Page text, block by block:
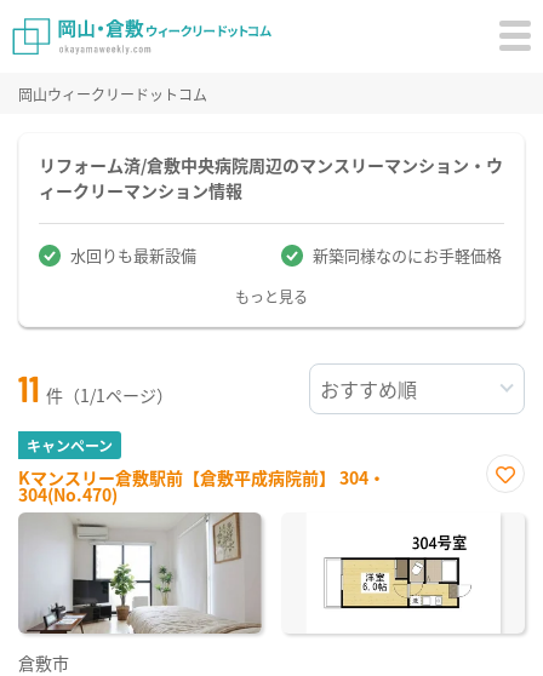
岡山ウィークリードットコム
リフォーム済/倉敷中央病院周辺のマンスリーマンション・ウ
ィークリーマンション情報
水回りも最新設備 新築同様なのにお手軽価格
もっと見る
11 件（1/1ページ）
キャンペーン
Kマンスリー倉敷駅前【倉敷平成病院前】 304・
304(No.470)
に入
倉敷市